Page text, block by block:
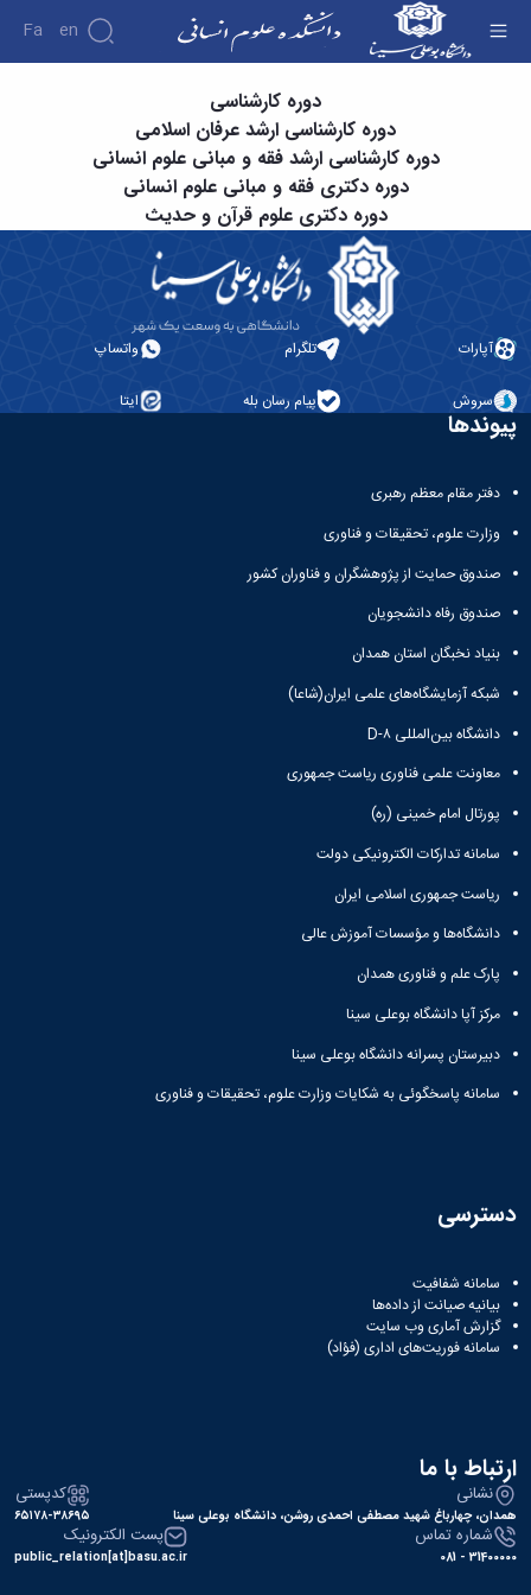
Fa En
تماس
سازمان
دانشکده
معاونت
آموزشی
پژوهشی
معاونت
تحصیلات
تکمیلی
دوره کارشناسی
دوره کارشناسی ارشد عرفان اسلامی
دوره کارشناسی ارشد فقه و مبانی علوم انسانی
دوره دکتری فقه و مبانی علوم انسانی
دوره دکتری علوم قرآن و حدیث
آپارات تلگرام واتساپ
سروش پیام رسان بله ایتا
پیوندها
دفتر مقام معظم رهبری
وزارت علوم، تحقیقات و فناوری
صندوق حمایت از پژوهشگران و فناوران کشور
صندوق رفاه دانشجویان
بنیاد نخبگان استان همدان
شبکه آزمایشگاه‌های علمی ایران(شاعا)
دانشگاه بین‌المللی D-۸
معاونت علمی فناوری ریاست جمهوری
پورتال امام خمینی (ره)
سامانه تدارکات الکترونیکی دولت
ریاست جمهوری اسلامی ایران
دانشگاه‌ها و مؤسسات آموزش عالی
پارک علم و فناوری همدان
مرکز آپا دانشگاه بوعلی سینا
دبیرستان پسرانه دانشگاه بوعلی سینا
سامانه پاسخگوئی به شکایات وزارت علوم، تحقیقات و فناوری
دسترسی
سامانه شفافیت
بیانیه صیانت از داده‌ها
گزارش آماری وب‌ سایت
سامانه فوریت‌های اداری (فؤاد)
ارتباط با ما
نشانی
همدان، چهارباغ شهید مصطفی احمدی روشن، دانشگاه بوعلی سینا
کدپستی
۶۵۱۷۸-۳۸۶۹۵
شماره تماس
31400000 - 081
پست الکترونیک
public_relation[at]basu.ac.ir